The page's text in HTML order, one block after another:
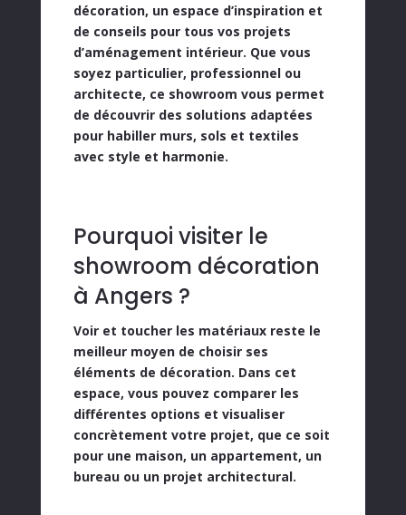
décoration, un espace d’inspiration et
de conseils pour tous vos projets
d’aménagement intérieur. Que vous
soyez particulier, professionnelou
architecte, ce showroom vous permet
de découvrir des solutions adaptées
pour habiller murs, sols et textiles
avec style et harmonie.
Pourquoi visiter le
showroom décoration
à Angers ?
Voir et toucher les matériaux reste le
meilleur moyen de choisir ses
éléments de décoration. Dans cet
espace, vous pouvez comparer les
différentes options et visualiser
concrètement votre projet, que ce soit
pour une maison, un appartement, un
bureau ou un projet architectural.